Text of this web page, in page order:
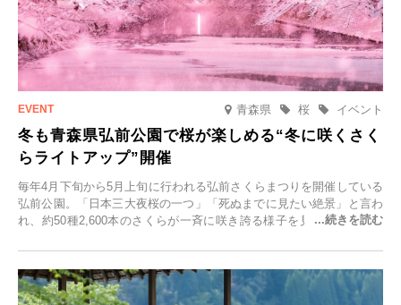
青森県 イベント
桜
冬も青森県弘前公園で桜が楽しめる“冬に咲くさく
らライトアップ”開催
毎年4月下旬から5月上旬に行われる弘前さくらまつりを開催している
弘前公園。「日本三大夜桜の一つ」「死ぬまでに見たい絶景」と言わ
れ、約50種2,600本のさくらが一斉に咲き誇る様子を見に、世界中か
日(月)～2026年2月28日(土)の期間、「冬に咲くさくらライトアップ」
を開催します。